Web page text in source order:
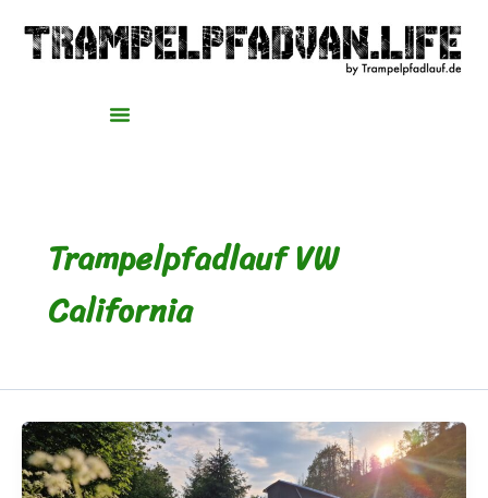
Inhalt
springen
Trampelpfadlauf VW
California